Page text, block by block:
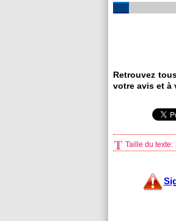
Retrouvez
votre avis et à
Taille du texte: